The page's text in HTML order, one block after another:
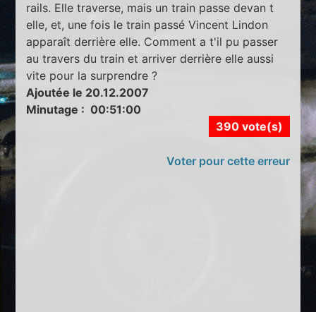
rails. Elle traverse, mais un train passe devan t
elle, et, une fois le train passé Vincent Lindon
apparaît derrière elle. Comment a t'il pu passer
au travers du train et arriver derrière elle aussi
vite pour la surprendre ?
Ajoutée le 20.12.2007
Minutage : 00:51:00
390 vote(s)
Voter pour cette erreur